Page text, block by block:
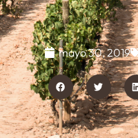
mayo 30, 2019